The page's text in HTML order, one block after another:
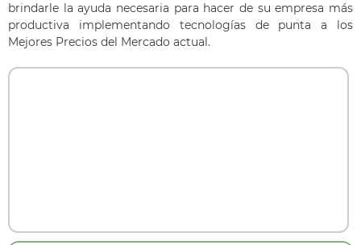
brindarle la ayuda necesaria para hacer de su empresa más
productiva implementando tecnologías de punta a los
Mejores Precios del Mercado actual.